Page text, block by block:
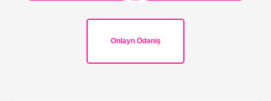
Onlayn Ödəniş